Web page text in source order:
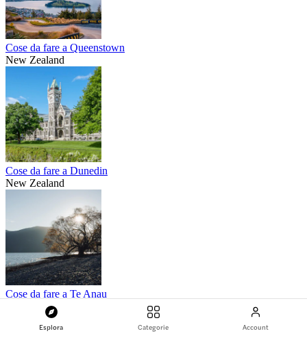
Esplora Categorie Account
Cose da fare a Queenstown
New Zealand
Cose da fare a Dunedin
New Zealand
Cose da fare a Te Anau
New Zealand